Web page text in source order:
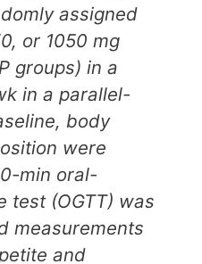
assigned
or 1050 mg
groups) in a
in a parallel-
body
were
min oral-
test (OGTT) was
measurements
and